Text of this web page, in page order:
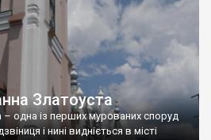
Златоуста
– одна із перших мурованих споруд
і нині видніється в місті